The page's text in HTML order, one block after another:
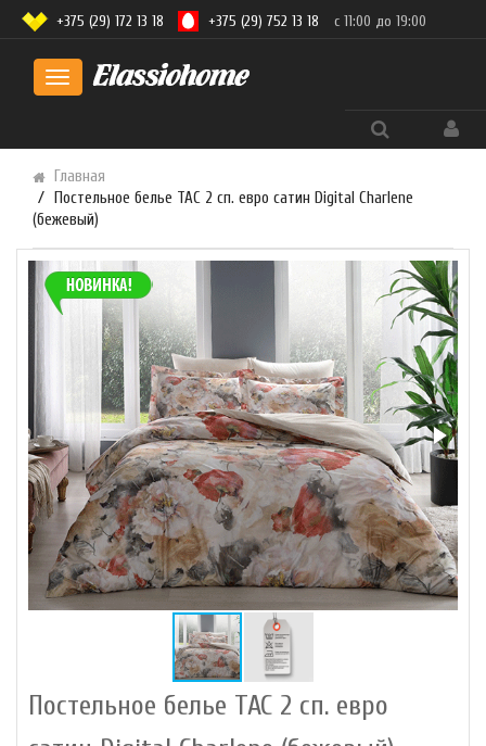
Toggle
+375 (29) 172 13 18 +375 (29) 752 13 18 с 11:00 до 19:00
Главная
Постельное белье TAC 2 сп. евро сатин Digital Charlene
(бежевый)
Постельное белье TAC 2 сп. евро